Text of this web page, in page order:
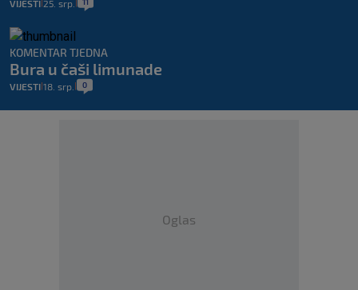
VIJESTI 25. srp.
KOMENTAR TJEDNA
Bura u čaši limunade
VIJESTI 18. srp. 0
Oglas